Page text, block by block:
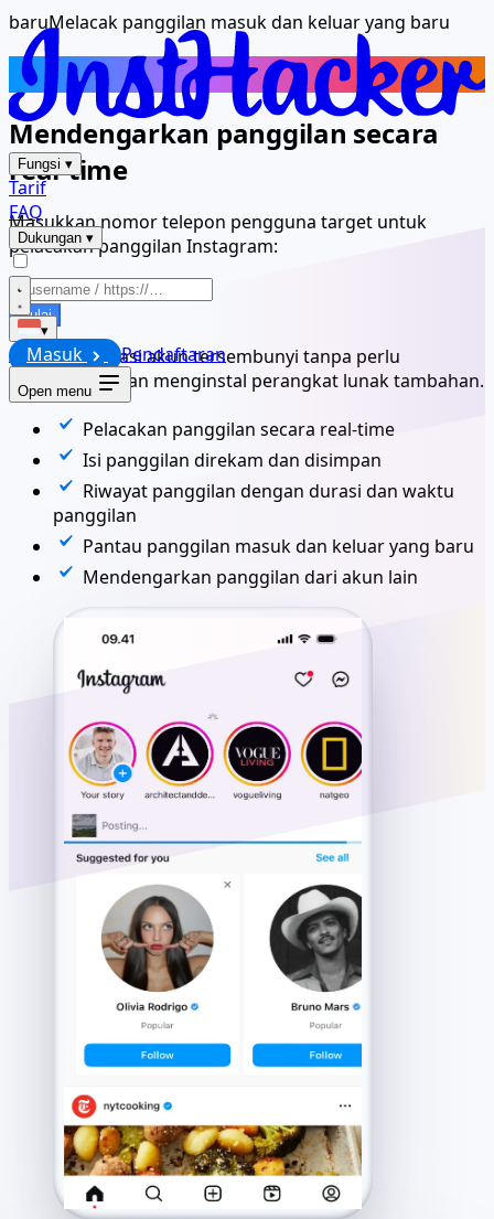
Fungsi ▾
Tarif
FAQ
Dukungan ▾
▾
Masuk Pendaftaran
Open menu
baruMelacak panggilan masuk dan keluar yang baru
Pelacak Panggilan Instagram
Mendengarkan panggilan secara
real-time
Masukkan nomor telepon pengguna target untuk
pelacakan panggilan Instagram:
Mulai
Akses informasi akun tersembunyi tanpa perlu
mengunduh dan menginstal perangkat lunak tambahan.
Pelacakan panggilan secara real-time
Isi panggilan direkam dan disimpan
Riwayat panggilan dengan durasi dan waktu
panggilan
Pantau panggilan masuk dan keluar yang baru
Mendengarkan panggilan dari akun lain